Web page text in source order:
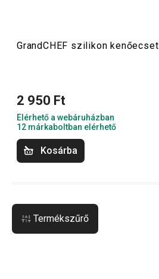
GrandCHEF szilikon kenőecset
2 950 Ft
Elérhető a webáruházban
12 márkaboltban elérhető
Kosárba
Termékszűrő